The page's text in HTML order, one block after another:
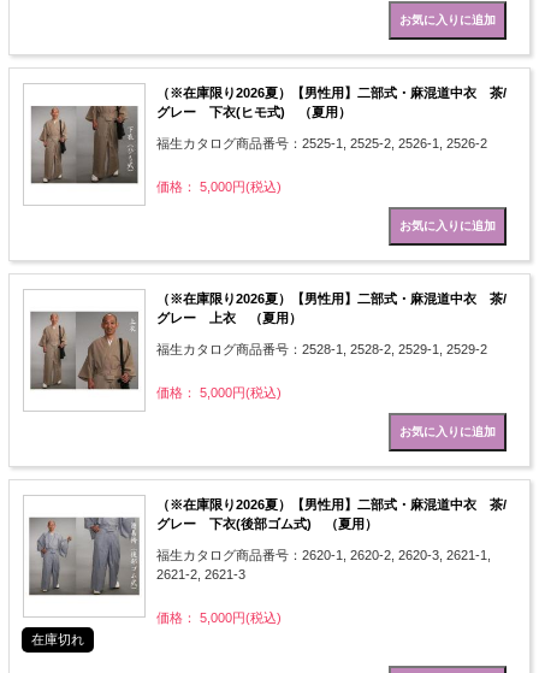
（※在庫限り2026夏）【男性用】二部式・麻混道中衣 茶/
グレー 下衣(ヒモ式) （夏用）
福生カタログ商品番号：2525-1, 2525-2, 2526-1, 2526-2
価格： 5,000円(税込)
（※在庫限り2026夏）【男性用】二部式・麻混道中衣 茶/
グレー 上衣 （夏用）
福生カタログ商品番号：2528-1, 2528-2, 2529-1, 2529-2
価格： 5,000円(税込)
（※在庫限り2026夏）【男性用】二部式・麻混道中衣 茶/
グレー 下衣(後部ゴム式) （夏用）
福生カタログ商品番号：2620-1, 2620-2, 2620-3, 2621-1,
2621-2, 2621-3
価格： 5,000円(税込)
在庫切れ